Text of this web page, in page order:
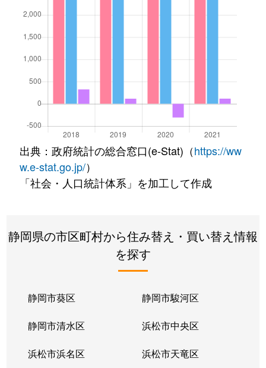
出典：政府統計の総合窓口(e-Stat)（https://ww
w.e-stat.go.jp/）
「社会・人口統計体系」を加工して作成
静岡県の市区町村から住み替え・買い替え情報
を探す
静岡市葵区 静岡市駿河区
静岡市清水区 浜松市中央区
浜松市浜名区 浜松市天竜区